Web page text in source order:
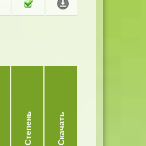
Степень Скачать